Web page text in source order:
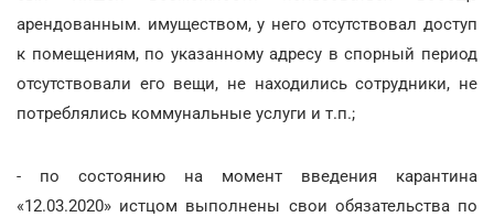
арендованным. имуществом, у него отсутствовал доступ
к помещениям, по указанному адресу в спорный период
отсутствовали его вещи, не находились сотрудники, не
потреблялись коммунальные услуги и т.п.;
- по состоянию на момент введения карантина
«12.03.2020» истцом выполнены свои обязательства по